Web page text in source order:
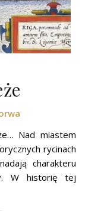
Nad miastem
rycinach
charakteru
W historię tej